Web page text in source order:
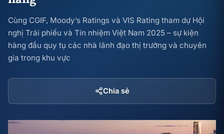
Cùng CGIF, Moody’s Ratings và VIS Rating tham dự Hội
nghị Trái phiếu và Tín nhiệm Việt Nam 2025 – sự kiện
hàng đầu quy tụ các nhà lãnh đạo thị trường và chuyên
gia trong khu vực
Chia sẻ